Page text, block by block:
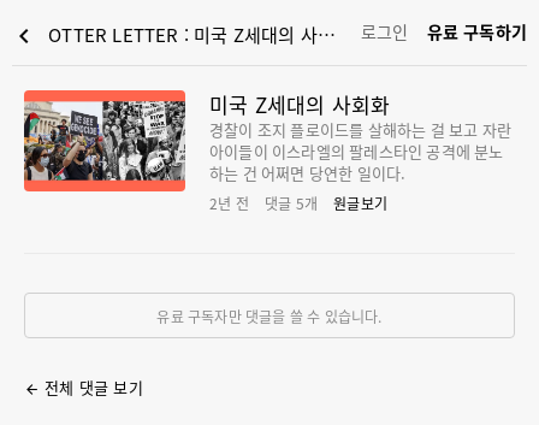
chevron_left OTTER LETTER : 미국 Z세대의 사회화 로그인 유료 구독하기
미국 Z세대의 사회화
경찰이 조지 플로이드를 살해하는 걸 보고 자란
아이들이 이스라엘의 팔레스타인 공격에 분노
하는 건 어쩌면 당연한 일이다.
2년 전 댓글 5개 원글보기
유료 구독자만 댓글을 쓸 수 있습니다.
arrow_back 전체 댓글 보기